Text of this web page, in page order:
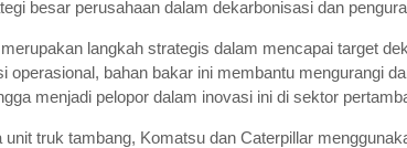
besar perusahaan dalam dekarbonisasi dan
langkah strategis dalam mencapai target
operasional, bahan bakar ini membantu mengurangi
menjadi pelopor dalam inovasi ini di sektor
unit truk tambang, Komatsu dan Caterpillar